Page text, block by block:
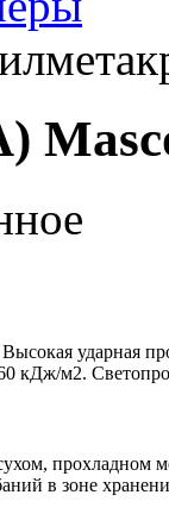
ударная
кДж/м2.
прохладном
в зоне